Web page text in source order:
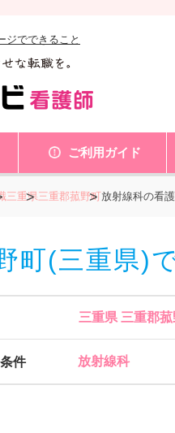
ジでできること
ご利用ガイド
三重県三重郡菰野町放射線科の看
町(三重県)
三重県 三重郡
件 放射線科